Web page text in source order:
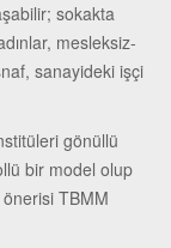
sokakta
mesleksiz-
sanayideki işçi
gönüllü
bir model olup
TBMM